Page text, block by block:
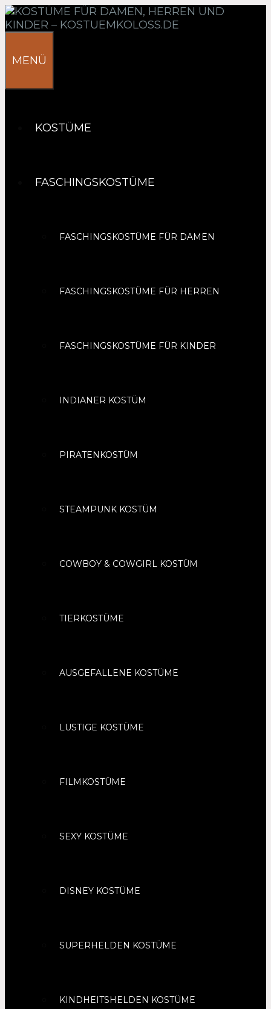
Springe
zum
MENÜ
KOSTÜME
FASCHINGSKOSTÜME
FASCHINGSKOSTÜME FÜR DAMEN
FASCHINGSKOSTÜME FÜR HERREN
FASCHINGSKOSTÜME FÜR KINDER
INDIANER KOSTÜM
PIRATENKOSTÜM
STEAMPUNK KOSTÜM
COWBOY & COWGIRL KOSTÜM
TIERKOSTÜME
AUSGEFALLENE KOSTÜME
LUSTIGE KOSTÜME
FILMKOSTÜME
SEXY KOSTÜME
DISNEY KOSTÜME
SUPERHELDEN KOSTÜME
KINDHEITSHELDEN KOSTÜME